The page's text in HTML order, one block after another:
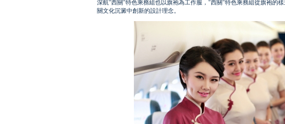
深航"西關"特色乘務組也以旗袍為工作服，"西關"特色乘務組從旗袍的
關文化沉澱中創新的設計理念。